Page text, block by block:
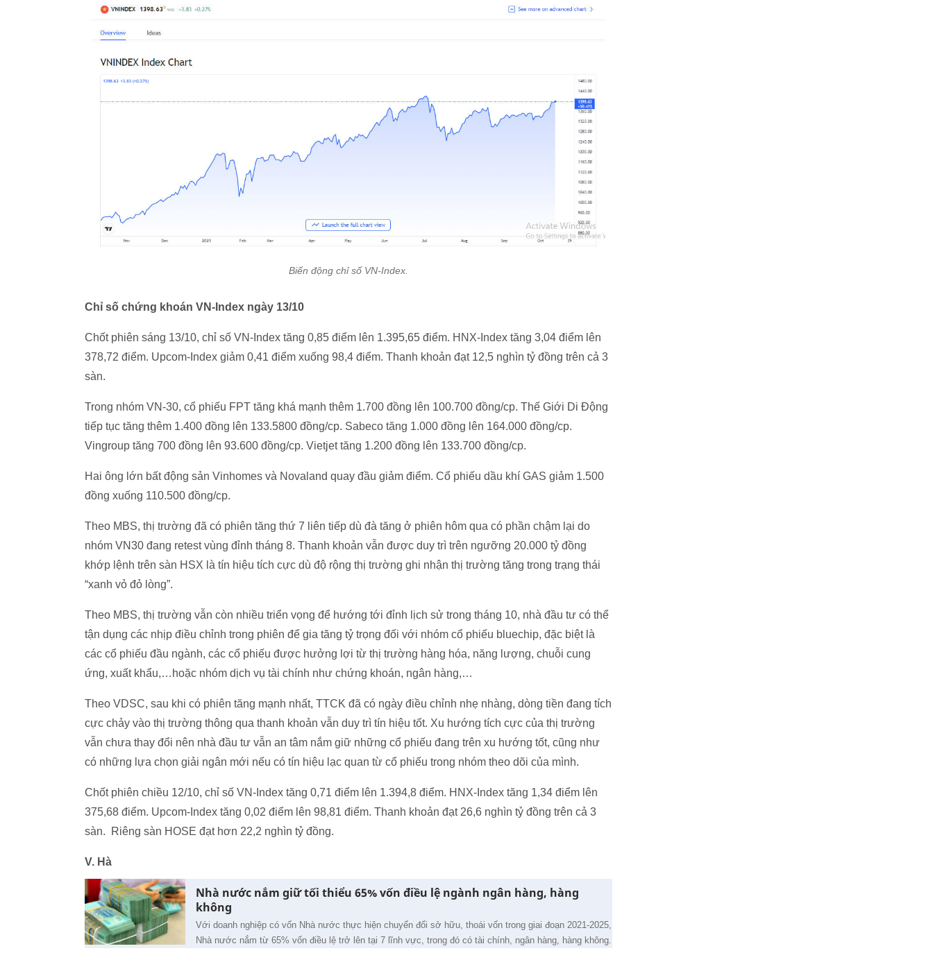
Biến động chỉ số VN-Index.
Chỉ số chứng khoán VN-Index ngày 13/10
Chốt phiên sáng 13/10, chỉ số VN-Index tăng 0,85 điểm lên 1.395,65 điểm. HNX-Index tăng 3,04 điểm lên
378,72 điểm. Upcom-Index giảm 0,41 điểm xuống 98,4 điểm. Thanh khoản đạt 12,5 nghìn tỷ đồng trên cả 3
sàn.
Trong nhóm VN-30, cổ phiếu FPT tăng khá mạnh thêm 1.700 đồng lên 100.700 đồng/cp. Thế Giới Di Động
tiếp tục tăng thêm 1.400 đồng lên 133.5800 đồng/cp. Sabeco tăng 1.000 đồng lên 164.000 đồng/cp.
Vingroup tăng 700 đồng lên 93.600 đồng/cp. Vietjet tăng 1.200 đồng lên 133.700 đồng/cp.
Hai ông lớn bất động sản Vinhomes và Novaland quay đầu giảm điểm. Cổ phiếu dầu khí GAS giảm 1.500
đồng xuống 110.500 đồng/cp.
Theo MBS, thị trường đã có phiên tăng thứ 7 liên tiếp dù đà tăng ở phiên hôm qua có phần chậm lại do
nhóm VN30 đang retest vùng đỉnh tháng 8. Thanh khoản vẫn được duy trì trên ngưỡng 20.000 tỷ đồng
khớp lệnh trên sàn HSX là tín hiệu tích cực dù độ rộng thị trường ghi nhận thị trường tăng trong trạng thái
“xanh vỏ đỏ lòng”.
Theo MBS, thị trường vẫn còn nhiều triển vọng để hướng tới đỉnh lịch sử trong tháng 10, nhà đầu tư có thể
tận dụng các nhịp điều chỉnh trong phiên để gia tăng tỷ trọng đối với nhóm cổ phiếu bluechip, đặc biệt là
các cổ phiếu đầu ngành, các cổ phiếu được hưởng lợi từ thị trường hàng hóa, năng lượng, chuỗi cung
ứng, xuất khẩu,…hoặc nhóm dịch vụ tài chính như chứng khoán, ngân hàng,…
Theo VDSC, sau khi có phiên tăng mạnh nhất, TTCK đã có ngày điều chỉnh nhẹ nhàng, dòng tiền đang tích
cực chảy vào thị trường thông qua thanh khoản vẫn duy trì tín hiệu tốt. Xu hướng tích cực của thị trường
vẫn chưa thay đổi nên nhà đầu tư vẫn an tâm nắm giữ những cổ phiếu đang trên xu hướng tốt, cũng như
có những lựa chọn giải ngân mới nếu có tín hiệu lạc quan từ cổ phiếu trong nhóm theo dõi của mình.
Chốt phiên chiều 12/10, chỉ số VN-Index tăng 0,71 điểm lên 1.394,8 điểm. HNX-Index tăng 1,34 điểm lên
375,68 điểm. Upcom-Index tăng 0,02 điểm lên 98,81 điểm. Thanh khoản đạt 26,6 nghìn tỷ đồng trên cả 3
sàn. Riêng sàn HOSE đạt hơn 22,2 nghìn tỷ đồng.
V. Hà
Nhà nước nắm giữ tối thiểu 65% vốn điều lệ ngành ngân hàng, hàng
không
Với doanh nghiệp có vốn Nhà nước thực hiện chuyển đổi sở hữu, thoái vốn trong giai đoạn 2021-2025,
Nhà nước nắm từ 65% vốn điều lệ trở lên tại 7 lĩnh vực, trong đó có tài chính, ngân hàng, hàng không.